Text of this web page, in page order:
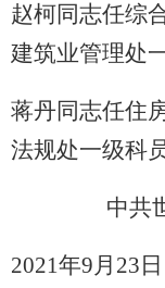
赵柯同志任综
建筑业管理处
蒋丹同志任住
法规处一级科
中共
2021年9月 23 日